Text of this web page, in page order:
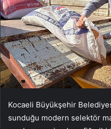
Kocaeli Büyükşehir
sunduğu modern selektör